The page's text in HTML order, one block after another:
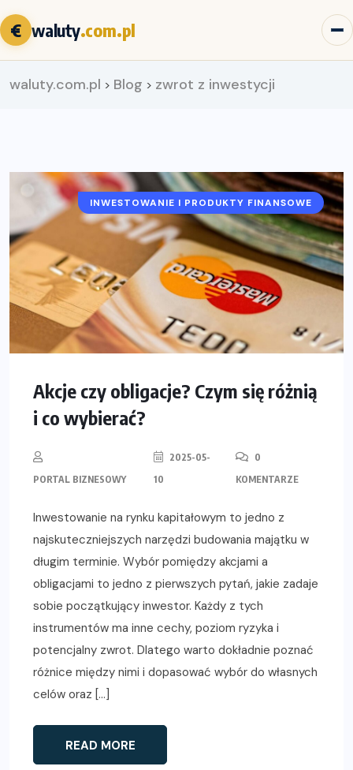
€ waluty.com.pl
waluty.com.pl > Blog > zwrot z inwestycji
INWESTOWANIE I PRODUKTY FINANSOWE
Akcje czy obligacje? Czym się różnią
i co wybierać?
PORTAL BIZNESOWY
2025-05-
10
0
KOMENTARZE
Inwestowanie na rynku kapitałowym to jedno z
najskuteczniejszych narzędzi budowania majątku w
długim terminie. Wybór pomiędzy akcjami a
obligacjami to jedno z pierwszych pytań, jakie zadaje
sobie początkujący inwestor. Każdy z tych
instrumentów ma inne cechy, poziom ryzyka i
potencjalny zwrot. Dlatego warto dokładnie poznać
różnice między nimi i dopasować wybór do własnych
celów oraz […]
READ MORE